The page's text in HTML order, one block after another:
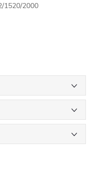
1520/2000